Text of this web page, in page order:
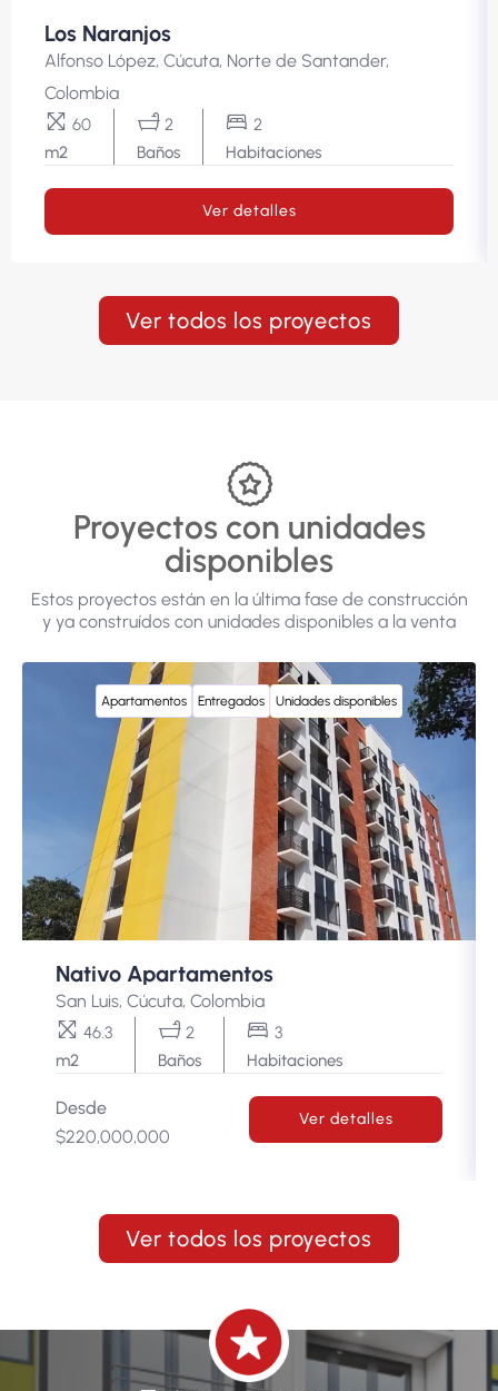
Los Naranjos
Alfonso López, Cúcuta, Norte de Santander,
Colombia
m2
60
Baños
2
Habitaciones
2
Ver detalles
Ver todos los proyectos
Proyectos con unidades
disponibles
Estos proyectos están en la última fase de construcción
y ya construídos con unidades disponibles a la venta
Apartamentos Entregados Unidades disponibles
Nativo Apartamentos
San Luis, Cúcuta, Colombia
m2
46.3
Baños
2
Habitaciones
3
Desde
$220,000,000
Ver detalles
Ver todos los proyectos